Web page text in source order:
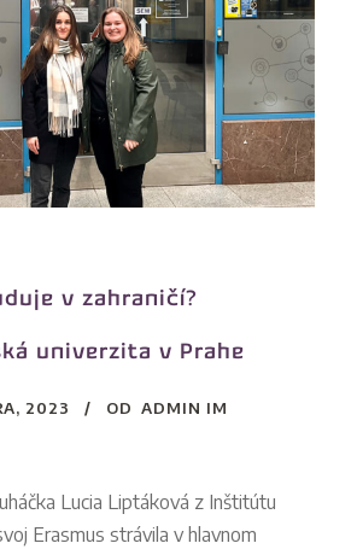
v zahraničí?
univerzita v Prahe
2023 OD ADMIN IM
Lucia Liptáková z Inštitútu
Erasmus strávila v hlavnom